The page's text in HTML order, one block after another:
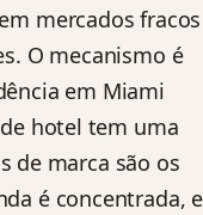
mercados fracos
O mecanismo é
em Miami
hotel tem uma
de marca são os
é concentrada, e